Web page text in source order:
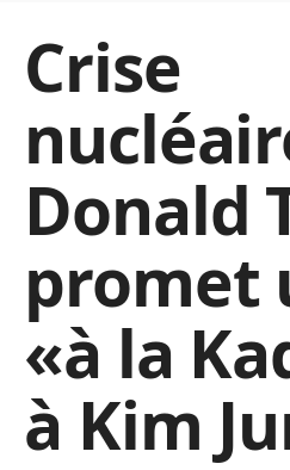
Crise
Donald
promet
«à la
à Kim